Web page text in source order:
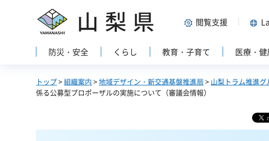
山梨県 閲覧支援
防災・安全 くらし 教育・子育て 医療・
トップ>組織案内 >地域デザイン・新交通基盤推進局 > 山梨トラム推進グ
係る公募型プロポーザルの実施について（審議会情報）